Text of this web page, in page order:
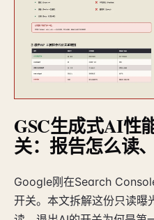
GSC生成式AI性
关：报告怎么读
Google刚在Search
开关。本文拆解这份只读曝